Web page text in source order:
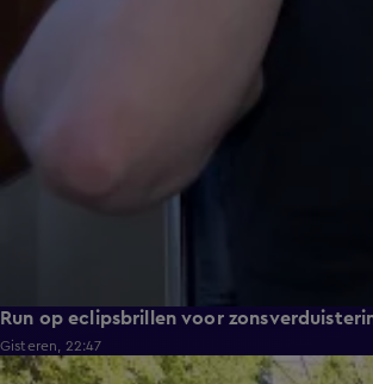
Run op eclipsbrillen voor
Gisteren, 22:47
1:54